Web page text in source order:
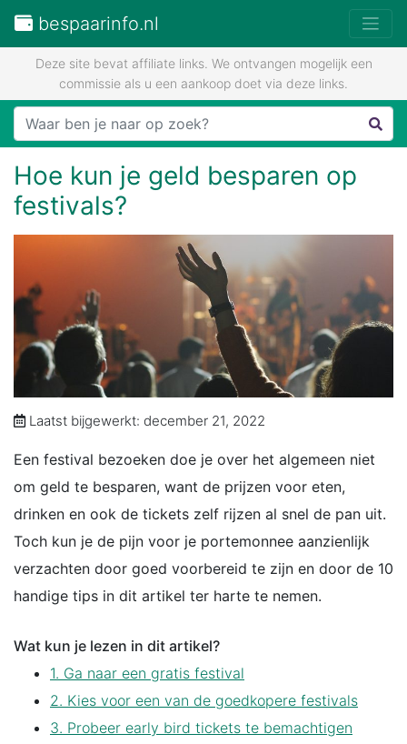
bespaarinfo.nl
Deze site bevat affiliate links. We ontvangen mogelijk een
commissie als u een aankoop doet via deze links.
Hoe kun je geld besparen op
festivals?
Laatst bijgewerkt: december 21, 2022
Een festival bezoeken doe je over het algemeen niet
om geld te besparen, want de prijzen voor eten,
drinken en ook de tickets zelf rijzen al snel de pan uit.
Toch kun je de pijn voor je portemonnee aanzienlijk
verzachten door goed voorbereid te zijn en door de 10
handige tips in dit artikel ter harte te nemen.
Wat kun je lezen in dit artikel?
1. Ga naar een gratis festival
2. Kies voor een van de goedkopere festivals
3. Probeer early bird tickets te bemachtigen